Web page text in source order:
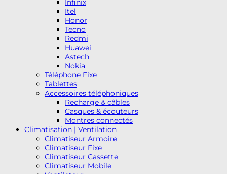
Infinix
Itel
Honor
Tecno
Redmi
Huawei
Astech
Nokia
Téléphone Fixe
Tablettes
Accessoires téléphoniques
Recharge & câbles
Casques & écouteurs
Montres connectés
Climatisation | Ventilation
Climatiseur Armoire
Climatiseur Fixe
Climatiseur Cassette
Climatiseur Mobile